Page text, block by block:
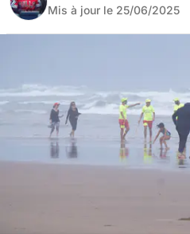
Mis à jour le 25/06/2025